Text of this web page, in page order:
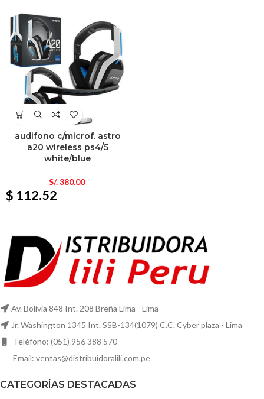
audifono c/microf. astro
a20 wireless ps4/5
white/blue
S/.380.00
$ 112.52
Av. Bolivia 848 Int. 208 Breña Lima - Lima
Jr. Washington 1345 Int. SSB-134(1079) C.C. Cyber plaza - Lima
Teléfono: (051) 956 388 570
Email: ventas@distribuidoralili.com.pe
CATEGORÍAS DESTACADAS